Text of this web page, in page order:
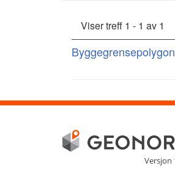
Viser treff 1 - 1 av 1
Byggegrensepolygon